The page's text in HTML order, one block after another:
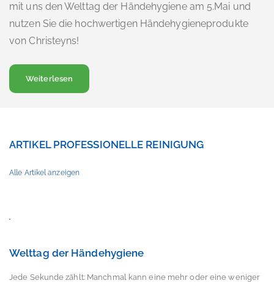
mit uns den Welttag der Händehygiene am 5.Mai und
nutzen Sie die hochwertigen Händehygieneprodukte
von Christeyns!
Weiterlesen
ARTIKEL PROFESSIONELLE REINIGUNG
Alle Artikel anzeigen
Welttag der Händehygiene
Jede Sekunde zählt: Manchmal kann eine mehr oder eine weniger